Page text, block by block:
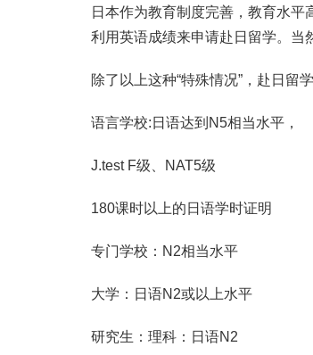
日本作为教育制度完善，教育水
利用英语成绩来申请赴日留学。当
除了以上这种“特殊情况”，赴日留
语言学校:日语达到N5相当水平，
J.test F级、NAT5级
180课时以上的日语学时证明
专门学校：N2相当水平
大学：日语N2或以上水平
研究生：理科：日语N2